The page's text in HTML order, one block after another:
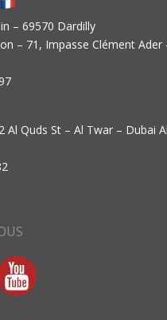
– 69570 Dardilly
– 71, Impasse Clément Ader
Al Quds St – Al Twar – Dubai